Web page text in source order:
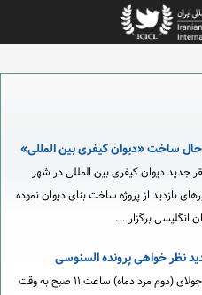
حال ساخت «دیوان کیفری بین المللی»
دیوان کیفری بین المللی در شهر
بازدید از پروژه ساخت بنای دیوان نموده
انگلیسی برگزار ...
نظر خواهی پرونده السنوسی
پنجشنبه بیست و چهارم جولای (دوم مردادماه) ساعت ۱۱ صبح به وقت